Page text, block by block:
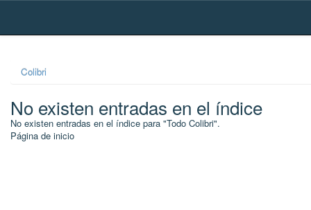
Skip
Colibri
No existen entradas en el índice
No existen entradas en el índice para "Todo Colibri".
Página de inicio